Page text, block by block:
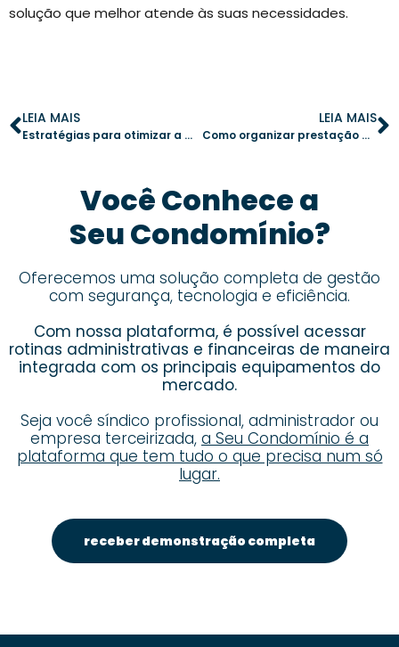
solução que melhor atende às suas necessidades.
LEIA MAIS
Estratégias para otimizar a fração ideal: 4 passos para evitar conflitos
LEIA MAIS
Como organizar prestação de contas mensal com relatórios digitais
Você Conhece a
Seu Condomínio?
Oferecemos uma solução completa de gestão
com segurança, tecnologia e eficiência.
Com nossa plataforma, é possível acessar
rotinas administrativas e financeiras de maneira
integrada com os principais equipamentos do
mercado.
Seja você síndico profissional, administrador ou
empresa terceirizada, a Seu Condomínio é a
plataforma que tem tudo o que precisa num só
lugar.
receber demonstração completa